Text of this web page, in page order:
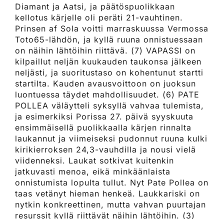
Diamant ja Aatsi, ja päätöspuolikkaan
kellotus kärjelle oli peräti 21-vauhtinen.
Prinsen af Sola voitti marraskuussa Vermossa
Toto65-lähdön, ja kyllä ruuna onnistuessaan
on näihin lähtöihin riittävä. (7) VAPASSI on
kilpaillut neljän kuukauden taukonsa jälkeen
neljästi, ja suoritustaso on kohentunut startti
startilta. Kauden avausvoittoon on juoksun
luontuessa täydet mahdollisuudet. (6) PATE
POLLEA väläytteli syksyllä vahvaa tulemista,
ja esimerkiksi Porissa 27. päivä syyskuuta
ensimmäisellä puolikkaalla kärjen rinnalta
laukannut ja viimeiseksi pudonnut ruuna kulki
kirikierroksen 24,3-vauhdilla ja nousi vielä
viidenneksi. Laukat sotkivat kuitenkin
jatkuvasti menoa, eikä minkäänlaista
onnistumista lopulta tullut. Nyt Pate Pollea on
taas vetänyt hieman henkeä. Laukkariski on
nytkin konkreettinen, mutta vahvan puurtajan
resurssit kyllä riittävät näihin lähtöihin. (3)